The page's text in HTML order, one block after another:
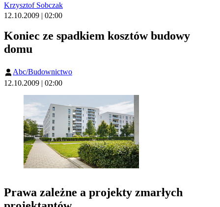
Krzysztof Sobczak
12.10.2009 | 02:00
Koniec ze spadkiem kosztów budowy
domu
Abc/Budownictwo
12.10.2009 | 02:00
Prawa zależne a projekty zmarłych